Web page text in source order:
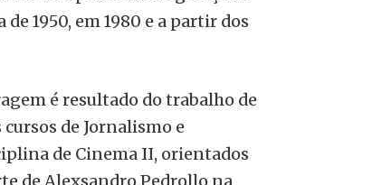
1950, em 1980 e a partir dos
é resultado do trabalho de
de Jornalismo e
de Cinema II, orientados